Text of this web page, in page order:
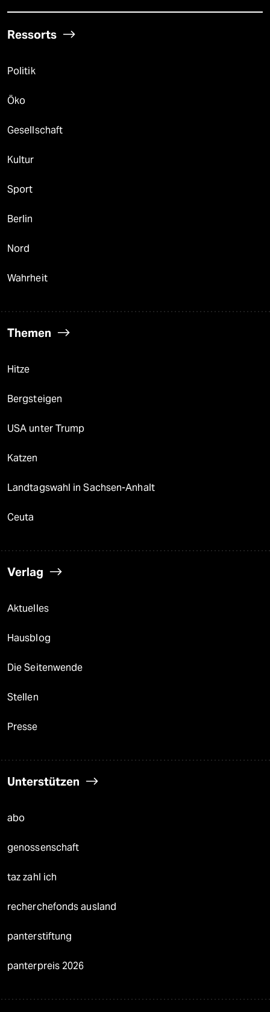
Ressorts
Politik
Öko
Gesellschaft
Kultur
Sport
Berlin
Nord
Wahrheit
Themen
Hitze
Bergsteigen
USA unter Trump
Katzen
Landtagswahl in Sachsen-Anhalt
Ceuta
Verlag
Aktuelles
Hausblog
Die Seitenwende
Stellen
Presse
Unterstützen
abo
genossenschaft
taz zahl ich
recherchefonds ausland
panterstiftung
panterpreis 2026